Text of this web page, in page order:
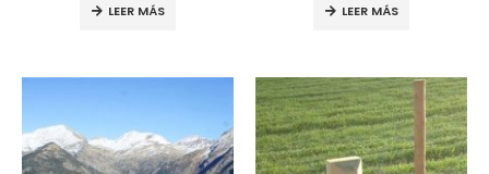
LEER MÁS LEER MÁS